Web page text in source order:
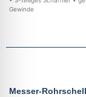
Gewinde
Messer-